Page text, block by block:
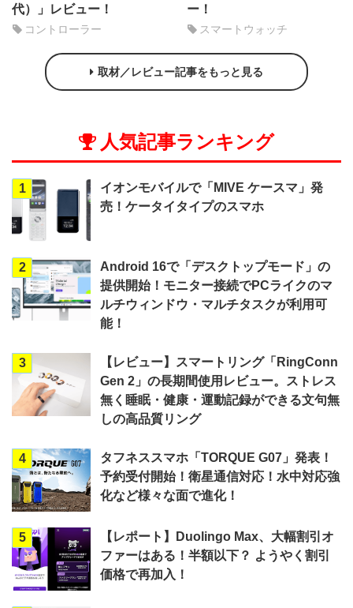
代）」レビュー！
コントローラー
ー！
スマートウォッチ
取材／レビュー記事をもっと見る
人気記事ランキング
1
イオンモバイルで「MIVE ケースマ」発
売！ケータイタイプのスマホ
2
Android 16で「デスクトップモード」の
提供開始！モニター接続でPCライクのマ
ルチウィンドウ・マルチタスクが利用可
能！
3
【レビュー】スマートリング「RingConn
Gen 2」の長期間使用レビュー。ストレス
無く睡眠・健康・運動記録ができる文句無
しの高品質リング
4
タフネススマホ「TORQUE G07」発表！
予約受付開始！衛星通信対応！水中対応強
化など様々な面で進化！
5
【レポート】Duolingo Max、大幅割引オ
ファーはある！半額以下？ ようやく割引
価格で再加入！